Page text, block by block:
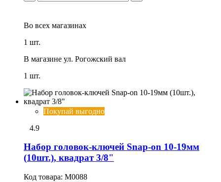
Во всех магазинах
1 шт.
В магазине ул. Рогожский вал
1 шт.
Покупай выгодно
4.9
Набор головок-ключей Snap-on 10-19мм
(10шт.), квадрат 3/8"
Код товара: M0088